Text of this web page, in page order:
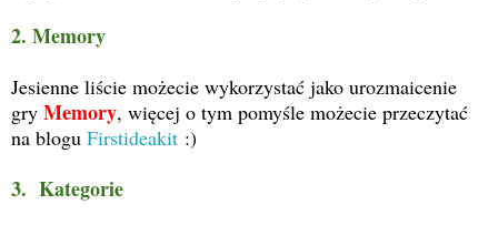
2. Memory
Jesienne liście możecie wykorzystać jako urozmaicenie
gry Memory, więcej o tym pomyśle możecie przeczytać
na blogu Firstideakit :)
3. Kategorie